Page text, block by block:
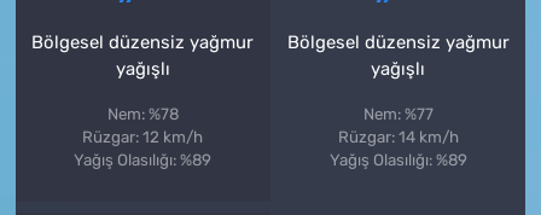
Bölgesel düzensiz yağmur
yağışlı
Nem: %78
Rüzgar: 12 km/h
Yağış Olasılığı: %89
Bölgesel düzensiz yağmur
yağışlı
Nem: %77
Rüzgar: 14 km/h
Yağış Olasılığı: %89